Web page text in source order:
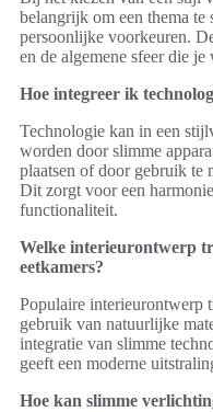
belangrijk om een thema
persoonlijke voorkeuren.
en de algemene sfeer die je
Hoe integreer ik
Technologie kan in een
worden door slimme
plaatsen of door gebruik te
Dit zorgt voor een
functionaliteit.
Welke interieurontwerp
eetkamers?
Populaire interieurontwerp
gebruik van natuurlijke
integratie van slimme
geeft een moderne
Hoe kan slimme